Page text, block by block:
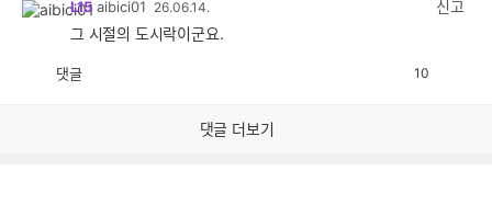
L15 aibici01 26.06.14.
신고
그 시절의 도시락이군요.
댓글 10
댓글 더보기